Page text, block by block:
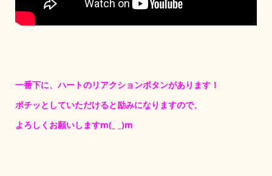
一番下に、ハートのリアクションボタンがあります！
ポチッとしていただけると励みになりますので、
よろしくお願いしますm(_ _)m